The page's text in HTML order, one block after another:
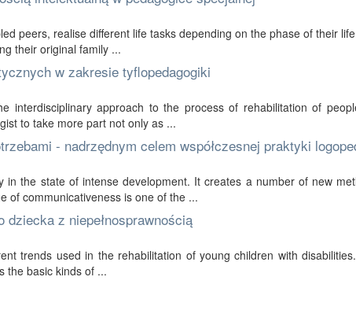
peers, realise different life tasks depending on the phase of their
their original family ...
w zakresie tyflopedagogiki
interdisciplinary approach to the process of rehabilitation of
to take more part not only as ...
- nadrzędnym celem współczesnej praktyki
in the state of intense development. It creates a number of new
of communicativeness is one of the ...
dziecka z niepełnosprawnością
trends used in the rehabilitation of young children with
the basic kinds of ...